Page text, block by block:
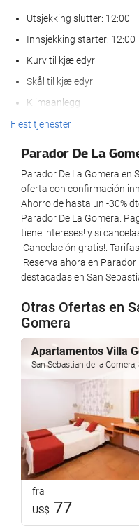
Utsjekking slutter: 12:00
Innsjekking starter: 12:00
Kurv til kjæledyr
Skål til kjæledyr
Klimaanlegg
Heis
Røykfritt på hele
Røykeområde
Mat og Drikke
Restaurant
Kafé på
Romservice
Frokost på rommet
Resepsjonstjenester
Døgnåpen resepsjon
Bagasjeoppbevaring
Safe
Valutaveksling
Turistinformasjon
Flest tjenester
Parador De La
Parador De La Gomera en
oferta con confirmación
Ahorro de hasta un -30%
Parador De La Gomera.
tiene intereses! y si
¡Cancelación gratis!.
¡Reserva ahora en
destacadas en San
Otras Ofertas en
Gomera
Apartamentos Villa
San Sebastian de la Gomera,
fra
US$ 77